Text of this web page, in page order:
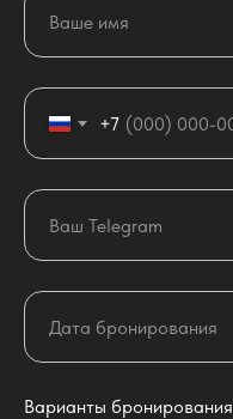
+7
Варианты бронирования